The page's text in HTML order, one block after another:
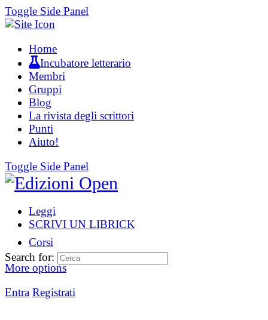
Toggle Side Panel
Home
Incubatore letterario
Membri
Gruppi
Blog
La rivista degli scrittori
Punti
Aiuto!
Toggle Side Panel
Leggi
SCRIVI UN LIBRICK
Corsi
More options
Entra Registrati
Search for: